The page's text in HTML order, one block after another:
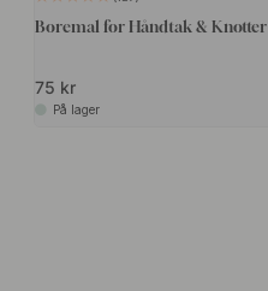
Boremal for Håndtak & Knotter
75 kr
På lager